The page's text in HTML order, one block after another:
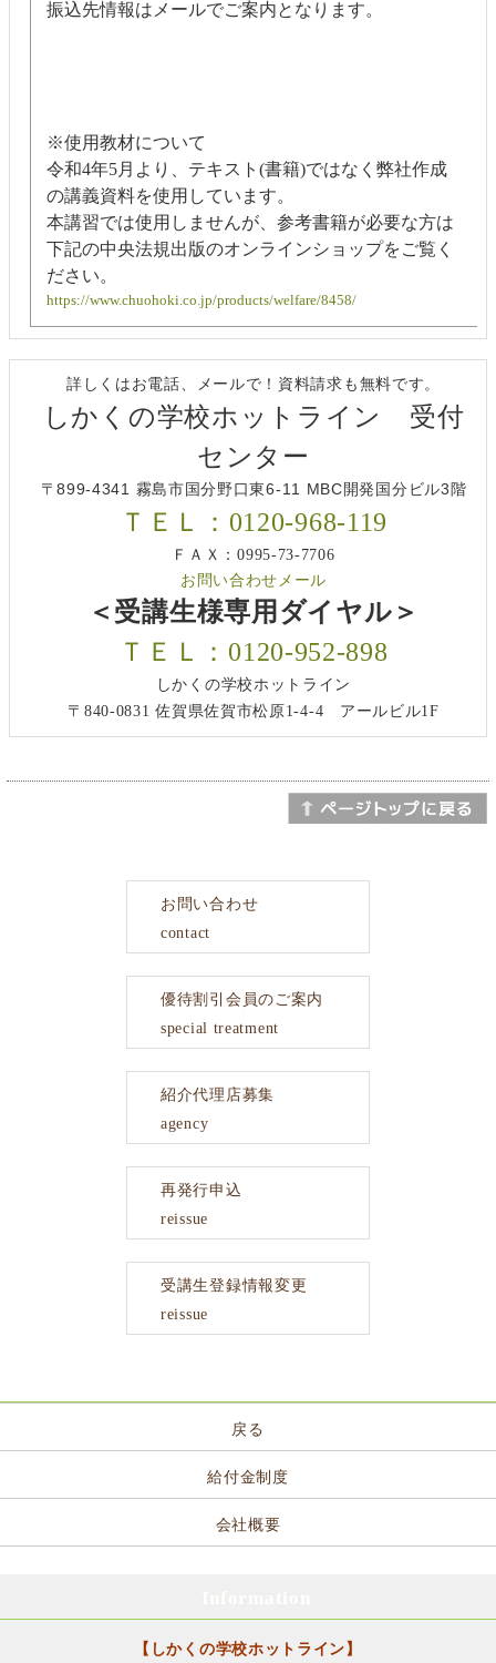
振込先情報はメールでご案内となります。
※使用教材について
令和4年5月より、テキスト(書籍)ではなく弊社作成
の講義資料を使用しています。
本講習では使用しませんが、参考書籍が必要な方は
下記の中央法規出版のオンラインショップをご覧く
ださい。
https://www.chuohoki.co.jp/products/welfare/8458/
詳しくはお電話、メールで！資料請求も無料です。
しかくの学校ホットライン 受付
センター
〒899-4341 霧島市国分野口東6-11 MBC開発国分ビル3階
ＴＥＬ：0120-968-119
ＦＡＸ：0995-73-7706
お問い合わせメール
＜受講生様専用ダイヤル＞
ＴＥＬ：0120-952-898
しかくの学校ホットライン
〒840-0831 佐賀県佐賀市松原1-4-4 アールビル1F
お問い合わせ
contact
優待割引会員のご案内
special treatment
紹介代理店募集
agency
再発行申込
reissue
受講生登録情報変更
reissue
戻る
給付金制度
会社概要
【しかくの学校ホットライン】